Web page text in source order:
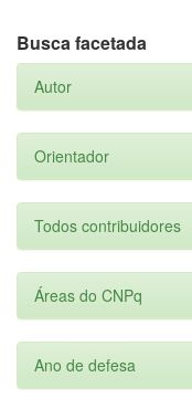
Busca facetada
Autor
Orientador
Todos contribuidores
Áreas do CNPq
Ano de defesa